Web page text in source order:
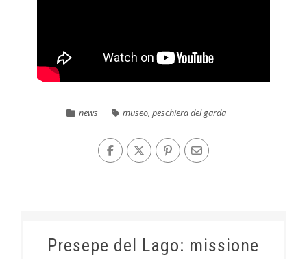
news museo,peschiera del garda
Presepe del Lago: missione